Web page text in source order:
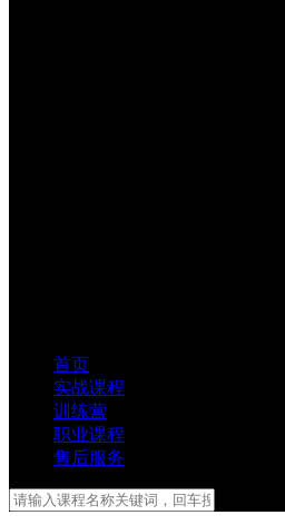
首页
实战课程
训练营
职业课程
售后服务